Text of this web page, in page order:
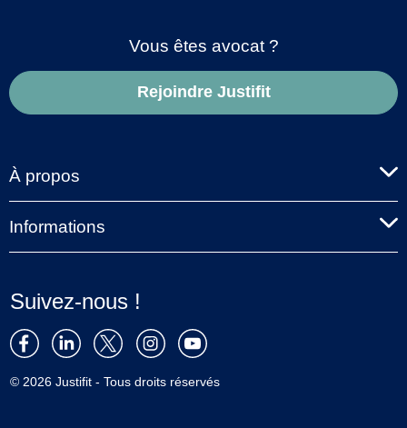
Vous êtes avocat ?
Rejoindre Justifit
À propos
Informations
Suivez-nous !
© 2026 Justifit - Tous droits réservés